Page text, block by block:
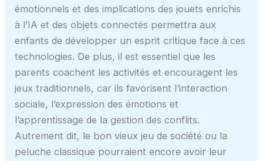
émotionnels et des implications des jouets enrichis
à l’IA et des objets connectés permettra aux
enfants de développer un esprit critique face à ces
technologies. De plus, il est essentiel que les
parents coachent les activités et encouragent les
jeux traditionnels, car ils favorisent l’interaction
sociale, l’expression des émotions et
l’apprentissage de la gestion des conflits.
Autrement dit, le bon vieux jeu de société ou la
peluche classique pourraient encore avoir leur